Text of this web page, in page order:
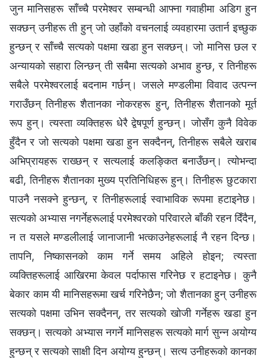
जुन मानिसहरू साँच्चै परमेश्‍वर सम्‍बन्धी आफ्‍ना गवाहीमा अडिग हुन
सक्छन् उनीहरू ती हुन् जो उहाँको वचनलाई व्यवहारमा उतार्न इच्छुक
हुन्छन् र साँच्चै सत्यको पक्षमा खडा हुन सक्छन्। जो मानिस छल र
अन्यायको सहारा लिन्छन् ती सबैमा सत्यको अभाव हुन्छ, र तिनीहरू
सबैले परमेश्‍वरलाई बदनाम गर्छन्। जसले मण्डलीमा विवाद उत्पन्न
गराउँछन् तिनीहरू शैतानका नोकरहरू हुन्, तिनीहरू शैतानको मूर्त
रूप हुन्। त्यस्ता व्यक्तिहरू धेरै द्वेषपूर्ण हुन्छन्। जोसँग कुनै विवेक
हुँदैन र जो सत्यको पक्षमा खडा हुन सक्दैनन्, तिनीहरू सबैले खराब
अभिप्रायहरू राख्छन् र सत्यलाई कलङ्कित बनाउँछन्। त्योभन्दा
बढी, तिनीहरू शैतानका मुख्य प्रतिनिधिहरू हुन्। तिनीहरू छुटकारा
पाउनै नसक्ने हुन्छन्, र तिनीहरूलाई स्वाभाविक रूपमा हटाइनेछ।
सत्यको अभ्यास नगर्नेहरूलाई परमेश्‍वरको परिवारले बाँकी रहन दिँदैन,
न त यसले मण्डलीलाई जानाजानी भत्काउनेहरूलाई नै रहन दिन्छ।
तापनि, निष्कासनको काम गर्ने समय अहिले होइन; त्यस्ता
व्यक्तिहरूलाई आखिरमा केवल पर्दाफास गरिनेछ र हटाइनेछ। कुनै
बेकार काम यी मानिसहरूमा खर्च गरिनेछैन; जो शैतानका हुन् उनीहरू
सत्यको पक्षमा उभिन सक्दैनन्, तर सत्यको खोजी गर्नेहरू खडा हुन
सक्छन्। सत्यको अभ्यास नगर्ने मानिसहरू सत्यको मार्ग सुन्न अयोग्य
हुन्छन् र सत्यको साक्षी दिन अयोग्य हुन्छन्। सत्य उनीहरूको कानका